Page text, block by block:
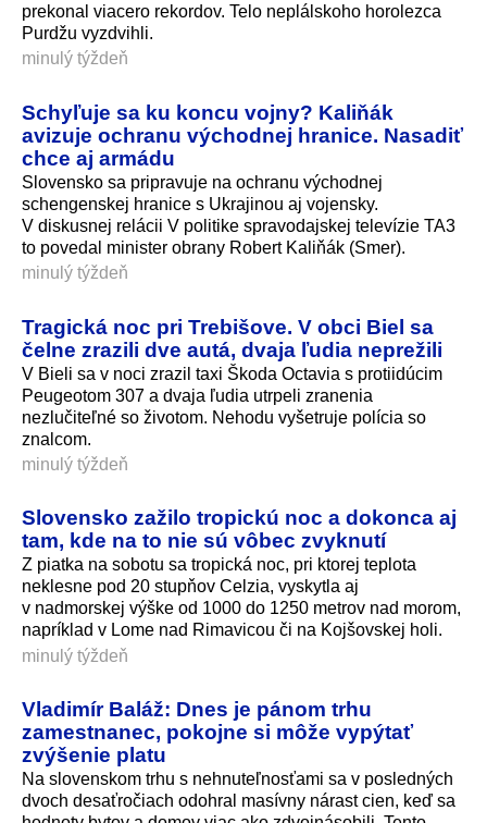
prekonal viacero rekordov. Telo neplálskoho horolezca
Purdžu vyzdvihli.
minulý týždeň
Schyľuje sa ku koncu vojny? Kaliňák
avizuje ochranu východnej hranice. Nasadiť
chce aj armádu
Slovensko sa pripravuje na ochranu východnej
schengenskej hranice s Ukrajinou aj vojensky.
V diskusnej relácii V politike spravodajskej televízie TA3
to povedal minister obrany Robert Kaliňák (Smer).
minulý týždeň
Tragická noc pri Trebišove. V obci Biel sa
čelne zrazili dve autá, dvaja ľudia neprežili
V Bieli sa v noci zrazil taxi Škoda Octavia s protiidúcim
Peugeotom 307 a dvaja ľudia utrpeli zranenia
nezlučiteľné so životom. Nehodu vyšetruje polícia so
znalcom.
minulý týždeň
Slovensko zažilo tropickú noc a dokonca aj
tam, kde na to nie sú vôbec zvyknutí
Z piatka na sobotu sa tropická noc, pri ktorej teplota
neklesne pod 20 stupňov Celzia, vyskytla aj
v nadmorskej výške od 1000 do 1250 metrov nad morom,
napríklad v Lome nad Rimavicou či na Kojšovskej holi.
minulý týždeň
Vladimír Baláž: Dnes je pánom trhu
zamestnanec, pokojne si môže vypýtať
zvýšenie platu
Na slovenskom trhu s nehnuteľnosťami sa v posledných
dvoch desaťročiach odohral masívny nárast cien, keď sa